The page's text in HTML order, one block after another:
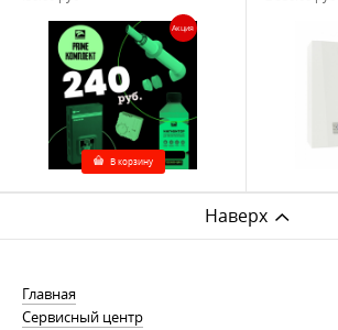
Акция
В корзину
Наверх
Главная
Сервисный центр